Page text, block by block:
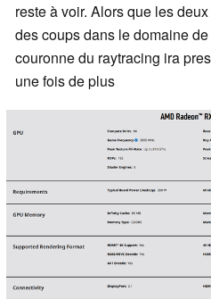
reste à voir. Alors que les
des coups dans le domaine
couronne du raytracing ira
une fois de plus